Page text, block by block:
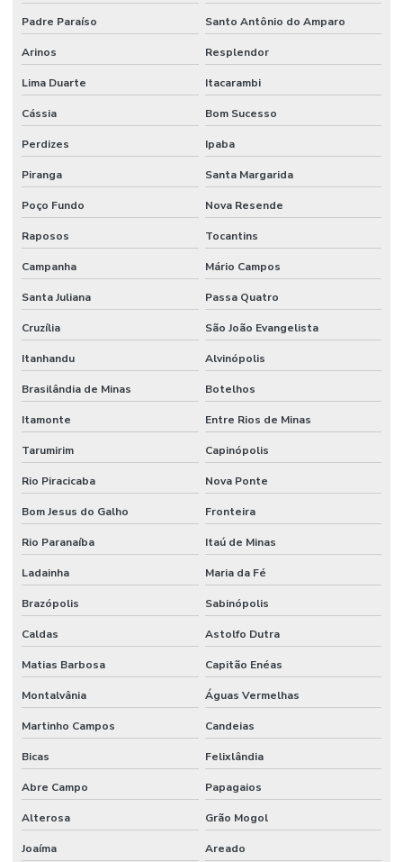
Padre Paraíso Santo Antônio do Amparo
Arinos Resplendor
Lima Duarte Itacarambi
Cássia Bom Sucesso
Perdizes Ipaba
Piranga Santa Margarida
Poço Fundo Nova Resende
Raposos Tocantins
Campanha Mário Campos
Santa Juliana Passa Quatro
Cruzília São João Evangelista
Itanhandu Alvinópolis
Brasilândia de Minas Botelhos
Itamonte Entre Rios de Minas
Tarumirim Capinópolis
Rio Piracicaba Nova Ponte
Bom Jesus do Galho Fronteira
Rio Paranaíba Itaú de Minas
Ladainha Maria da Fé
Brazópolis Sabinópolis
Caldas Astolfo Dutra
Matias Barbosa Capitão Enéas
Montalvânia Águas Vermelhas
Martinho Campos Candeias
Bicas Felixlândia
Abre Campo Papagaios
Alterosa Grão Mogol
Joaíma Areado